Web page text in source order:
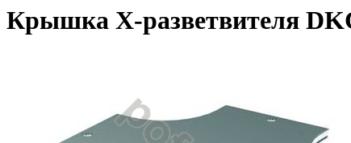
Крышка Х-разветвителя